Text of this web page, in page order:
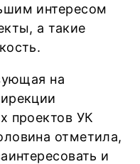
интересом
а такие
на
проектов УК
отметила,
и